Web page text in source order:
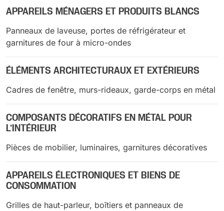
APPAREILS MÉNAGERS ET PRODUITS BLANCS
Panneaux de laveuse, portes de réfrigérateur et
garnitures de four à micro-ondes
ÉLÉMENTS ARCHITECTURAUX ET EXTÉRIEURS
Cadres de fenêtre, murs-rideaux, garde-corps en métal
COMPOSANTS DÉCORATIFS EN MÉTAL POUR
L’INTÉRIEUR
Pièces de mobilier, luminaires, garnitures décoratives
APPAREILS ÉLECTRONIQUES ET BIENS DE
CONSOMMATION
Grilles de haut-parleur, boîtiers et panneaux de